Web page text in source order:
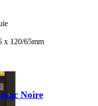
x 120/65mm
Noire